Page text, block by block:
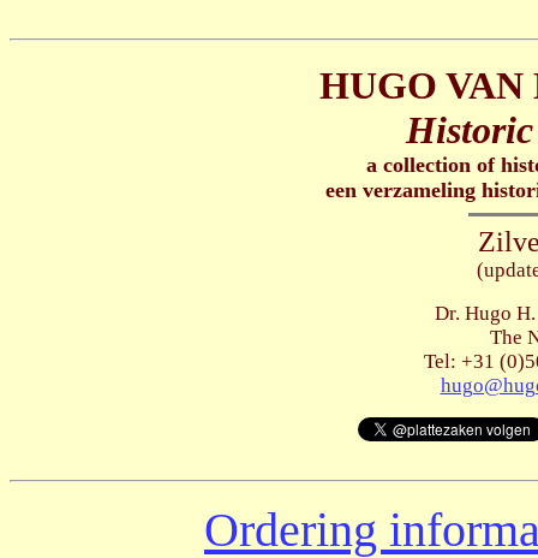
HUGO
Historic
a collection of
een verzameling
Dr. Hugo
The
Tel: +31
Ordering